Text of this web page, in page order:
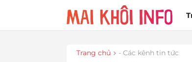
Trang chủ - Các kênh tin tức